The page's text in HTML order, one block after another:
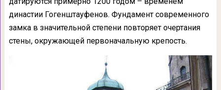
династии Гогенштауфенов. Фундамент современного
замка в значительной степени повторяет очертания
стены, окружающей первоначальную крепость.